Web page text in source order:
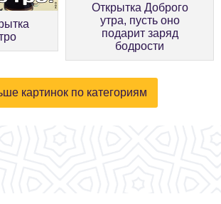
Открытка Доброго
утра, пусть оно
подарит заряд
бодрости
картинок по категориям